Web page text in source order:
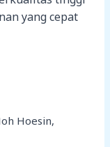
yang cepat
Hoesin,